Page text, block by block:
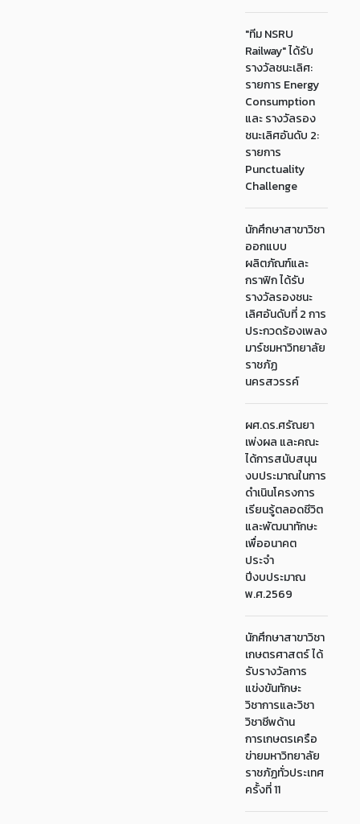
"ทีม NSRU
Railway" ได้รับ
รางวัลชนะเลิศ:
รายการ Energy
Consumption
และ รางวัลรอง
ชนะเลิศอันดับ 2:
รายการ
Punctuality
Challenge
นักศึกษาสาขาวิชา
ออกแบบ
ผลิตภัณฑ์และ
กราฟิก ได้รับ
รางวัลรองชนะ
เลิศอันดับที่ 2 การ
ประกวดร้องเพลง
มาร์ชมหาวิทยาลัย
ราชภัฏ
นครสวรรค์
ผศ.ดร.ศรัณยา
เพ่งผล และคณะ
ได้การสนับสนุน
งบประมาณในการ
ดำเนินโครงการ
เรียนรู้ตลอดชีวิต
และพัฒนาทักษะ
เพื่ออนาคต
ประจำ
ปีงบประมาณ
พ.ศ.2569
นักศึกษาสาขาวิชา
เกษตรศาสตร์ ได้
รับรางวัลการ
แข่งขันทักษะ
วิชาการและวิชา
วิชาชีพด้าน
การเกษตรเครือ
ข่ายมหาวิทยาลัย
ราชภัฏทั่วประเทศ
ครั้งที่ 11